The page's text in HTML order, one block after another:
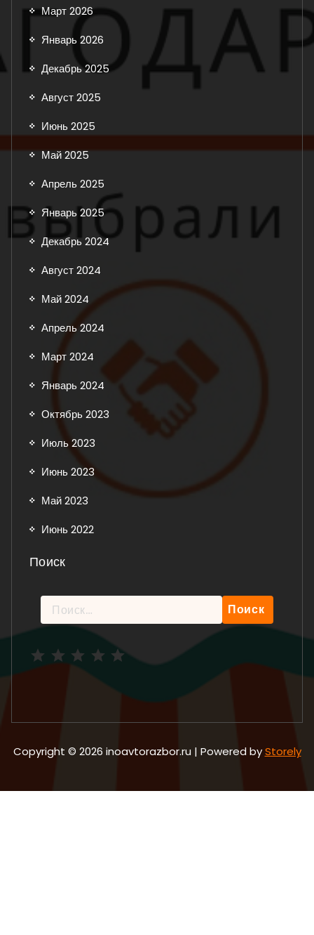
Март 2026
Январь 2026
Декабрь 2025
Август 2025
Июнь 2025
Май 2025
Апрель 2025
Январь 2025
Декабрь 2024
Август 2024
Май 2024
Апрель 2024
Март 2024
Январь 2024
Октябрь 2023
Июль 2023
Июнь 2023
Май 2023
Июнь 2022
Поиск
Найти:
Copyright © 2026 inoavtorazbor.ru | Powered byStorely